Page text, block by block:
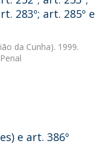
283º; art. 285º e
da Cunha). 1999.
e art. 386º